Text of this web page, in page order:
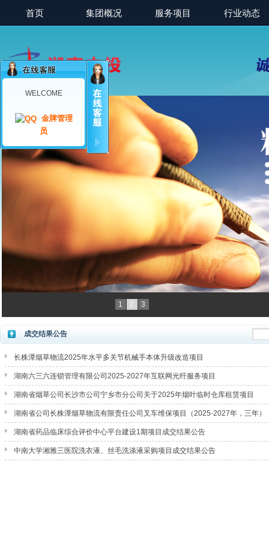
首页 集团概况 服务项目 行业动态
1 2 3
成交结果公告
长株潭烟草物流2025年水平多关节机械手本体升级改造项目
湖南六三六连锁管理有限公司2025-2027年互联网光纤服务项目
湖南省烟草公司长沙市公司宁乡市分公司关于2025年烟叶临时仓库租赁项目
湖南省公司长株潭烟草物流有限责任公司叉车维保项目（2025-2027年，三年）
湖南省药品临床综合评价中心平台建设1期项目成交结果公告
中南大学湘雅三医院洗衣液、丝毛洗涤液采购项目成交结果公告
WELCOME
金牌管理
员